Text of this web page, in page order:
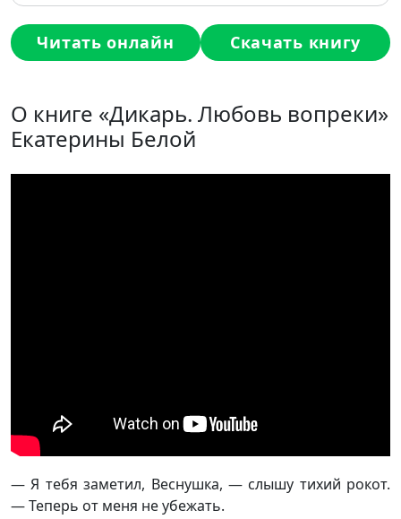
Читать онлайн Скачать книгу
О книге «Дикарь. Любовь вопреки»
Екатерины Белой
— Я тебя заметил, Веснушка, — слышу тихий рокот.
— Теперь от меня не убежать.